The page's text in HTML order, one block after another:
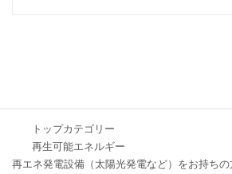
トップカテゴリー
再生可能エネルギー
再エネ発電設備（太陽光発電など）をお持ちの